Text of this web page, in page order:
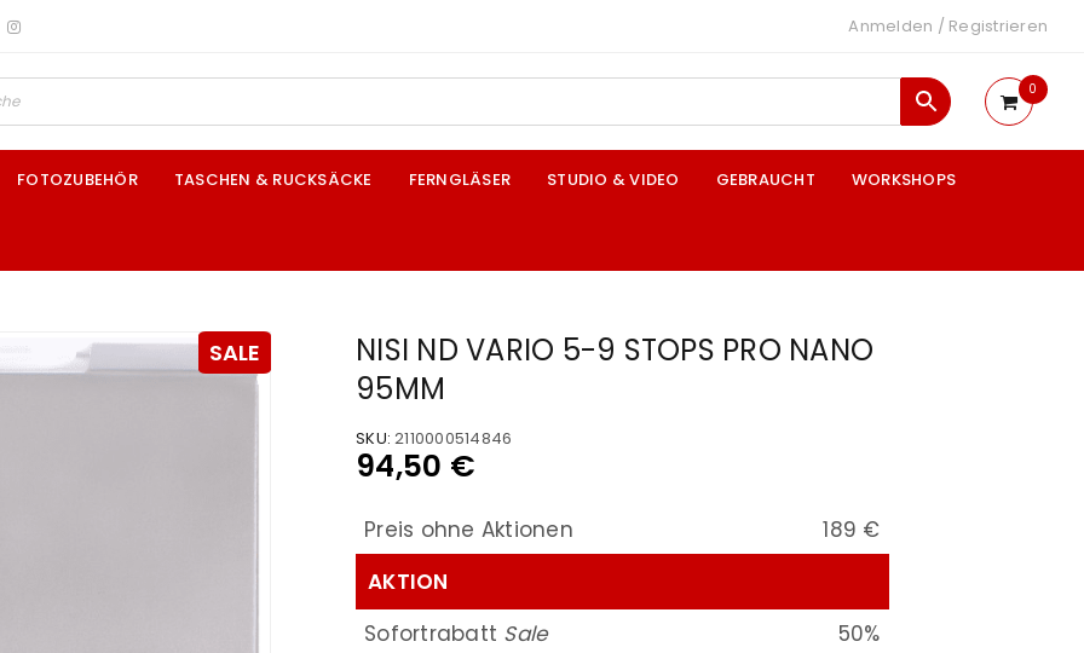
Anmelden / Registrieren
0
FOTOZUBEHÖR TASCHEN & RUCKSÄCKE FERNGLÄSER STUDIO & VIDEO GEBRAUCHT WORKSHOPS
SALE
NISI ND VARIO 5-9 STOPS PRO NANO
95MM
SKU: 2110000514846
94,50 €
Preis ohne Aktionen
189 €
AKTION
Sofortrabatt Sale 50%